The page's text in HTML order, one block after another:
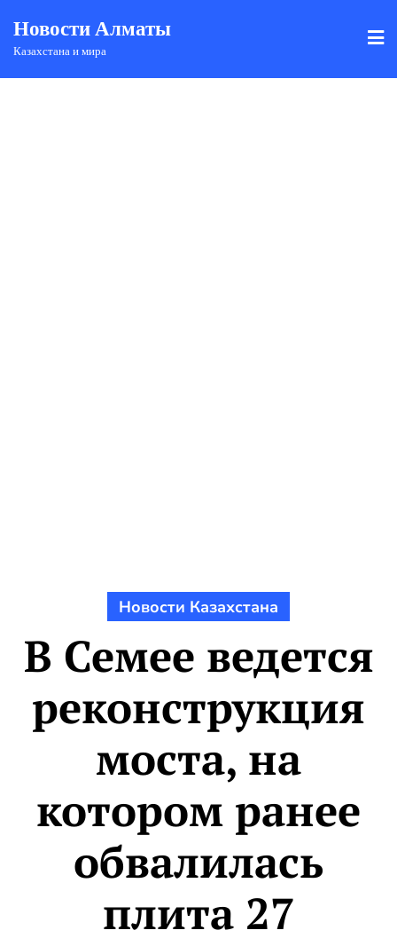
Новости Алматы
Казахстана и мира
Новости Казахстана
В Семее ведется
реконструкция
моста, на
котором ранее
обвалилась
плита 27